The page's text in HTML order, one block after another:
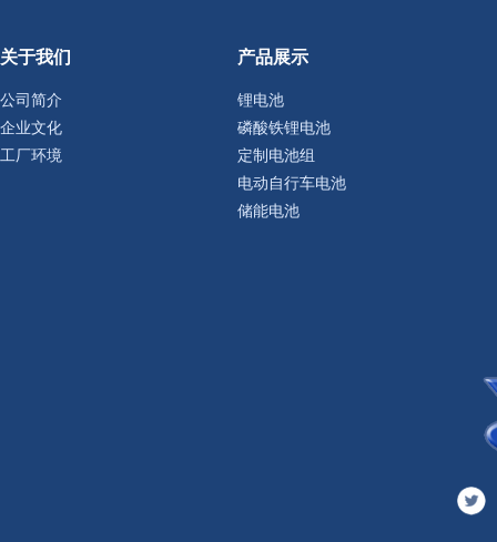
关于我们
公司简介
企业文化
工厂环境
产品展示
锂电池
磷酸铁锂电池
定制电池组
电动自行车电池
储能电池